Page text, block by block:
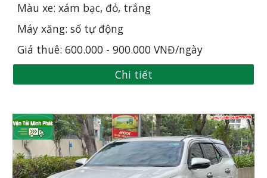
Màu xe: xám bạc, đỏ, trắng
Máy xăng: số tự động
Giá thuê: 600.000 - 900.000 VNĐ/ngày
Chi tiết